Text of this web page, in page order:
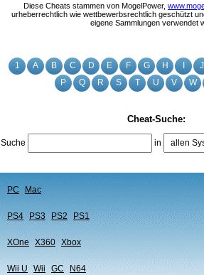
1 A B C D E F G H J
P
Q R S T U V W
Cheat-Suche:
Suche in
PC Mac
PS4 PS3 PS2 PS1
XOne X360 Xbox
Wii U Wii GC N64
Diese Cheats stammen von MogelPower,
urheberrechtlich wie wettbewerbsrechtlich geschützt
eigene Sammlungen verwendet